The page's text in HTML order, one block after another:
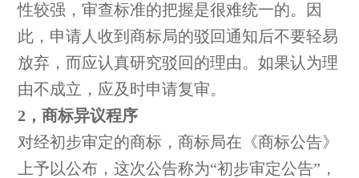
性较强，审查标准的把握是很难统一的。因
此，申请人收到商标局的驳回通知后不要轻易
放弃，而应认真研究驳回的理由。如果认为理
由不成立，应及时申请复审。
2，商标异议程序
对经初步审定的商标，商标局在《商标公告》
上予以公布，这次公告称为“初步审定公告”，